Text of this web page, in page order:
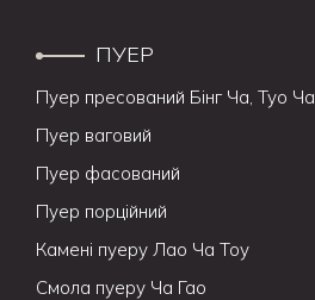
ПУЕР
Пуер пресований Бінг Ча, Туо Ча
Пуер ваговий
Пуер фасований
Пуер порційний
Камені пуеру Лао Ча Тоу
Смола пуеру Ча Гао